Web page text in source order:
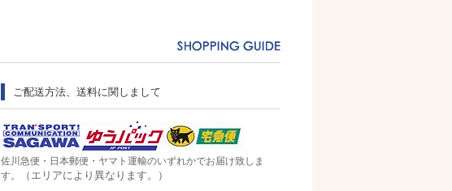
ご配送方法、送料に関しまして
佐川急便・日本郵便・ヤマト運輸のいずれかでお届け致しま
す。
（エリアにより異なります。）